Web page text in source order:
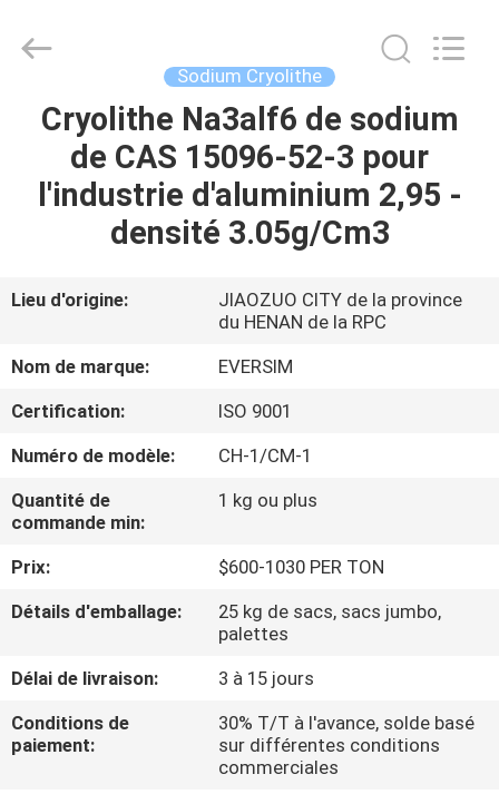
MAISON
À
PROPOS
DE
NOUS
DE
L'USINE
CONTRÔLE
Imp.&Exp.Co.,Ltd.
Sodium Cryolithe
Cryolithe Na3alf6 de sodium
de CAS 15096-52-3 pour
l'industrie d'aluminium 2,95 -
densité 3.05g/Cm3
Lieu d'origine:
JIAOZUO CITY de la province
du HENAN de la RPC
Nom de marque:
EVERSIM
Certification:
ISO 9001
Numéro de modèle:
CH-1/CM-1
Quantité de
commande min:
1 kg ou plus
Prix:
$600-1030 PER TON
Détails d'emballage:
25 kg de sacs, sacs jumbo,
palettes
Délai de livraison:
3 à 15 jours
Conditions de
paiement:
30% T/T à l'avance, solde basé
sur différentes conditions
commerciales